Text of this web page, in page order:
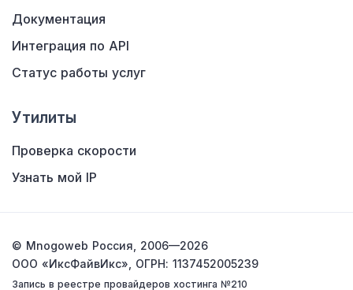
Документация
Интеграция по API
Статус работы услуг
Утилиты
Проверка скорости
Узнать мой IP
© Mnogoweb Россия, 2006—2026
ООО «ИксФайвИкс», ОГРН: 1137452005239
Запись в реестре провайдеров хостинга №210